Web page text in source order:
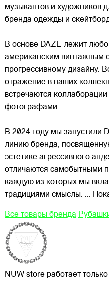
музыкантов и художников
бренда одежды и
В основе DAZE лежит
американским винтажным
прогрессивному дизайну.
отражение в наших
встречаются
фотографами.
В 2024 году мы запустили
линию бренда,
эстетике агрессивного
отличаются самобытными
каждую из которых мы
традициями смыслы. ...
Все товары бренда
NUW store работает